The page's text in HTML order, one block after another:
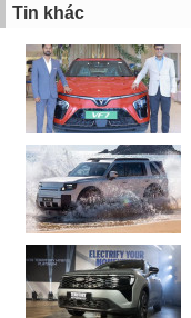
Tin khác